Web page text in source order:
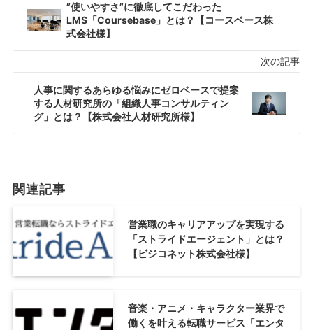
”使いやすさ”に徹底してこだわった
LMS「Coursebase」とは？【コースベース株
式会社様】
人事に関するあらゆる悩みにゼロベースで提案
する人材研究所の「組織人事コンサルティン
グ」とは？【株式会社人材研究所様】
関連記事
営業職のキャリアアップを実現する
「ストライドエージェント」とは？
【ビジコネット株式会社様】
音楽・アニメ・キャラクター業界で
働くを叶える転職サービス「エンタ